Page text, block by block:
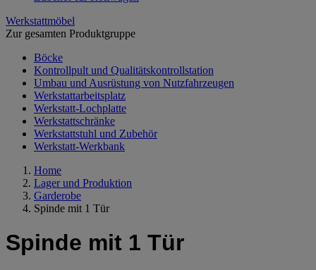
Werkstattmöbel
Zur gesamten Produktgruppe
Böcke
Kontrollpult und Qualitätskontrollstation
Umbau und Ausrüstung von Nutzfahrzeugen
Werkstattarbeitsplatz
Werkstatt-Lochplatte
Werkstattschränke
Werkstattstuhl und Zubehör
Werkstatt-Werkbank
Home
Lager und Produktion
Garderobe
Spinde mit 1 Tür
Spinde mit 1 Tür